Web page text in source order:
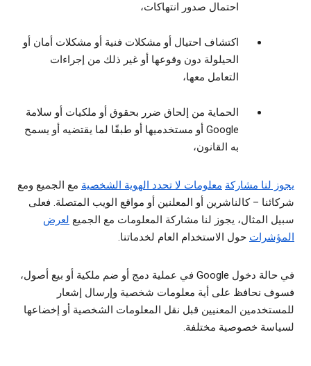
احتمال صدور انتهاكات،
اكتشاف احتيال أو مشكلات فنية أو مشكلات أمان أو
الحيلولة دون وقوعها أو غير ذلك من إجراءات
التعامل معها،
الحماية من إلحاق ضرر بحقوق أو ملكيات أو سلامة
Google أو مستخدميها أو طبقًا لما يقتضيه أو يسمح
به القانون،
يجوز لنا مشاركة معلومات لا تحدد الهوية الشخصية مع الجميع ومع
شركائنا – كالناشرين أو المعلنين أو مواقع الويب المتصلة. فعلى
سبيل المثال، يجوز لنا مشاركة المعلومات مع الجميع لعرض
المؤشرات حول الاستخدام العام لخدماتنا.
في حالة دخول Google في عملية دمج أو ضم ملكية أو بيع أصول،
فسوف نحافظ على أية معلومات شخصية وإرسال إشعار
للمستخدمين المعنيين قبل نقل المعلومات الشخصية أو إخضاعها
لسياسة خصوصية مختلفة.